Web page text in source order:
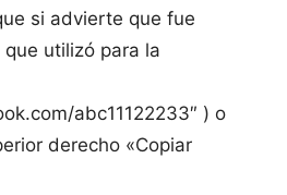
si advierte que fue
utilizó para la
abc11122233″ ) o
derecho «Copiar